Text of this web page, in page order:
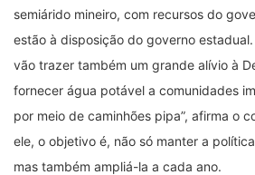
semiárido mineiro, com recursos do
estão à disposição do governo
vão trazer também um grande alívio à
fornecer água potável a comunidades
por meio de caminhões pipa”, afirma o
ele, o objetivo é, não só manter a
mas também ampliá-la a cada ano.